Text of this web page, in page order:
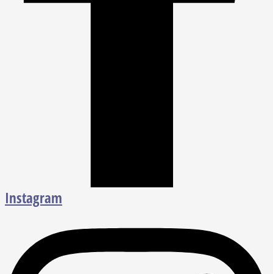
Instagram